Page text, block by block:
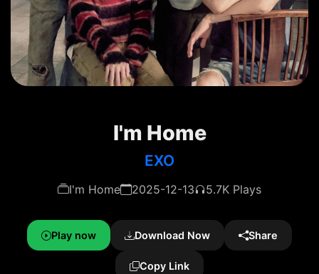
I'm Home
EXO
I'm Home 2025-12-13 5.7K Plays
Play now Download Now Share
Copy Link